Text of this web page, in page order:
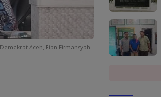
Aceh, Rian Firmansyah